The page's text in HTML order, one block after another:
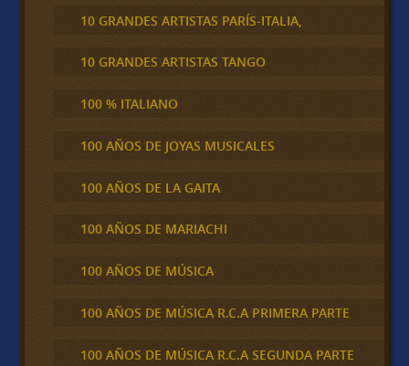
10 GRANDES ARTISTAS PARÍS-ITALIA,
10 GRANDES ARTISTAS TANGO
100 % ITALIANO
100 AÑOS DE JOYAS MUSICALES
100 AÑOS DE LA GAITA
100 AÑOS DE MARIACHI
100 AÑOS DE MÚSICA
100 AÑOS DE MÚSICA R.C.A PRIMERA PARTE
100 AÑOS DE MÚSICA R.C.A SEGUNDA PARTE